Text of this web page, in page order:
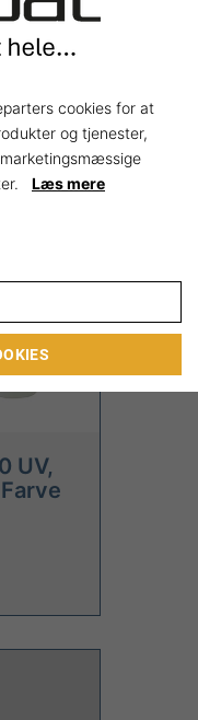
UV,
cookies for at
og tjenester,
Læs mere